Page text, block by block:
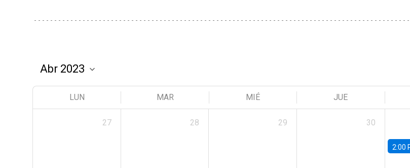
LUN MAR MIÉ JUE
27 28 29 30
2:00